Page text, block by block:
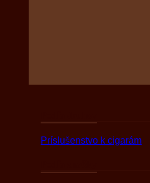
Príslušenstvo k cigarám